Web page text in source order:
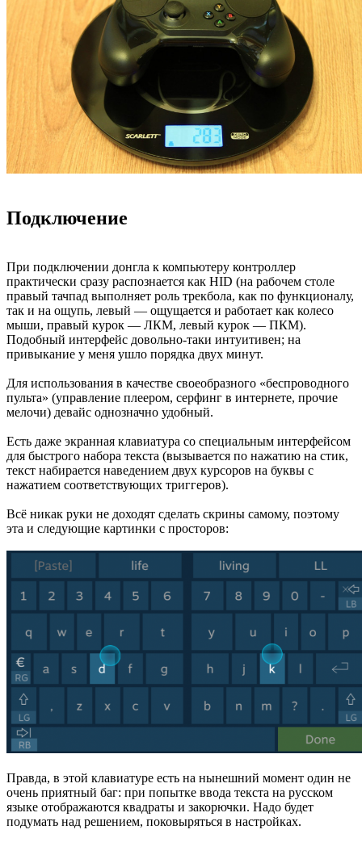
Подключение
При подключении донгла к компьютеру контроллер
практически сразу распознается как HID (на рабочем столе
правый тачпад выполняет роль трекбола, как по функционалу,
так и на ощупь, левый — ощущается и работает как колесо
мыши, правый курок — ЛКМ, левый курок — ПКМ).
Подобный интерфейс довольно-таки интуитивен; на
привыкание у меня ушло порядка двух минут.
Для использования в качестве своеобразного «беспроводного
пульта» (управление плеером, серфинг в интернете, прочие
мелочи) девайс однозначно удобный.
Есть даже экранная клавиатура со специальным интерфейсом
для быстрого набора текста (вызывается по нажатию на стик,
текст набирается наведением двух курсоров на буквы с
нажатием соответствующих триггеров).
Всё никак руки не доходят сделать скрины самому, поэтому
эта и следующие картинки с просторов:
Правда, в этой клавиатуре есть на нынешний момент один не
очень приятный баг: при попытке ввода текста на русском
языке отображаются квадраты и закорючки. Надо будет
подумать над решением, поковыряться в настройках.